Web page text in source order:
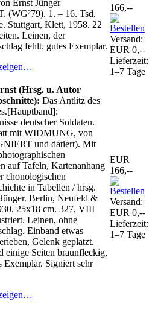
Ernst Jünger
(WG²79). 1. – 16. Tsd.
Stuttgart, Klett, 1958. 22
Leinen, der
fehlt. gutes Exemplar.
166,--
Versand:
EUR 0,--
Lieferzeit:
1–7 Tage
(Hrsg. u. Autor
Das Antlitz des
deutscher Soldaten.
mit WIDMUNG, von
und datiert). Mit
auf Tafeln, Kartenanhang
chonologischen
in Tabellen / hrsg.
Berlin, Neufeld &
25x18 cm. 327, VIII
Leinen, ohne
Einband etwas
Gelenk geplatzt.
einige Seiten braunfleckig,
Exemplar. Signiert sehr
EUR
166,--
Versand:
EUR 0,--
Lieferzeit:
1–7 Tage